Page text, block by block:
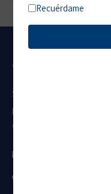
¿QUIÉNES SOMOS?
Somos una empresa con
preparando y certificando
convirtiéndolos en
Recuérdame